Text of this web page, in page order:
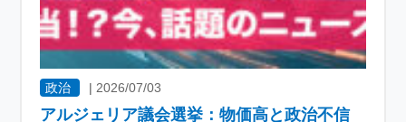
政治 |2026/07/03
アルジェリア議会選挙：物価高と政治不信